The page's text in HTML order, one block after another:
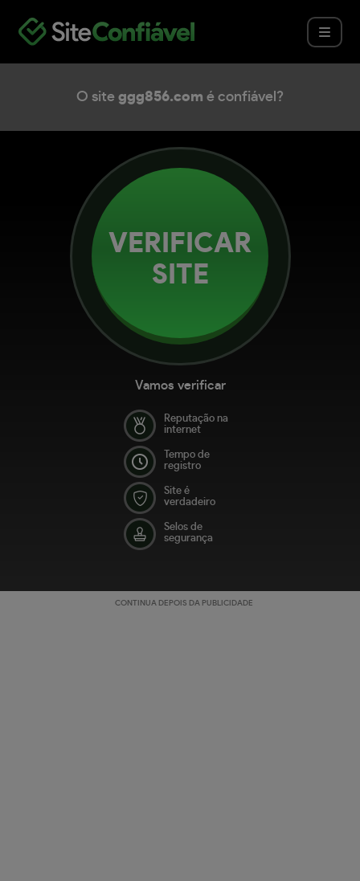
O site ggg856.com é confiável?
VERIFICAR
SITE
Vamos verificar
Reputação na
internet
Tempo de
registro
Site é
verdadeiro
Selos de
segurança
CONTINUA DEPOIS DA PUBLICIDADE